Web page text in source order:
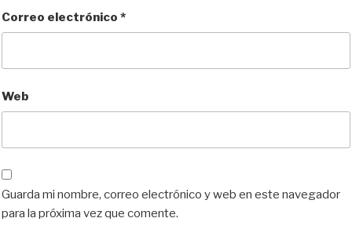
Correo electrónico *
Web
Guarda mi nombre, correo electrónico y web en este navegador
para la próxima vez que comente.